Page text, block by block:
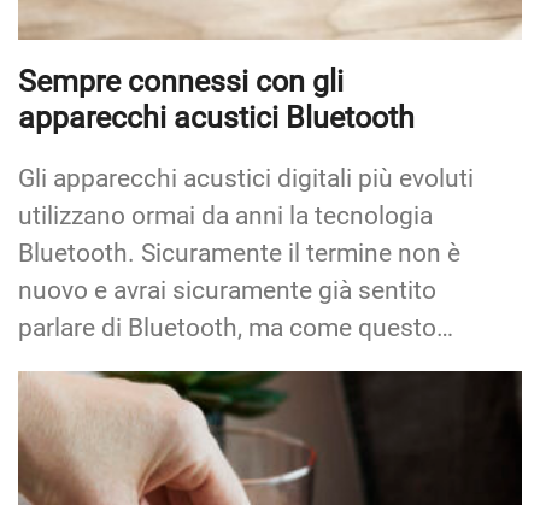
Sempre connessi con gli
apparecchi acustici Bluetooth
Gli apparecchi acustici digitali più evoluti
utilizzano ormai da anni la tecnologia
Bluetooth. Sicuramente il termine non è
nuovo e avrai sicuramente già sentito
parlare di Bluetooth, ma come questo…